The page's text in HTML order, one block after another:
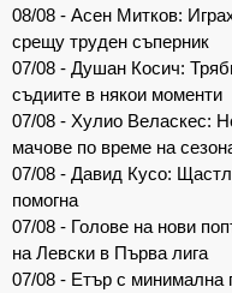
08/08 - Асен Митков:
срещу труден съперник
07/08 - Душан Косич:
съдиите в някои моменти
07/08 - Хулио Веласкес:
мачове по време на
07/08 - Давид Кусо:
помогна
07/08 - Голове на нови
на Левски в Първа лига
07/08 - Етър с минимална